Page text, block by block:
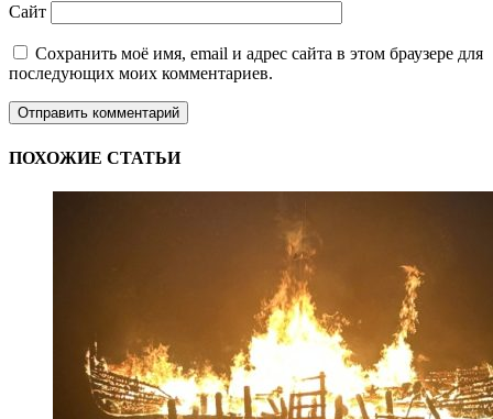
Сайт
Сохранить моё имя, email и адрес сайта в этом браузере для
последующих моих комментариев.
ПОХОЖИЕ СТАТЬИ